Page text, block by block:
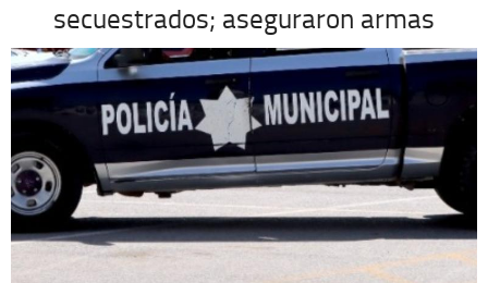
secuestrados; aseguraron armas